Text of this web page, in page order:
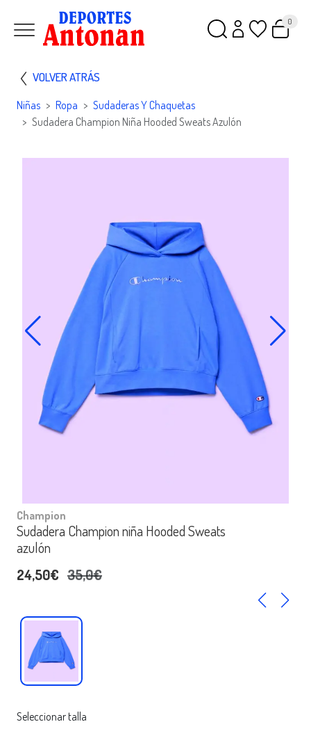
0
VOLVER ATRÁS
Niñas Ropa
Sudaderas Y Chaquetas
Sudadera Champion Niña Hooded Sweats Azulón
Champion
Sudadera Champion niña Hooded Sweats
azulón
24,50€ 35,0€
Seleccionar talla